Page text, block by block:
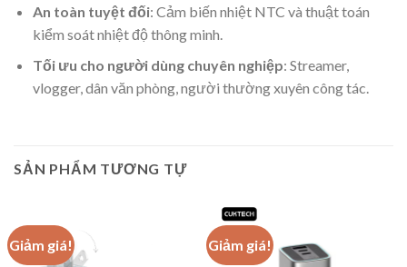
An toàn tuyệt đối: Cảm biến nhiệt NTC và thuật toán
kiểm soát nhiệt độ thông minh.
Tối ưu cho người dùng chuyên nghiệp: Streamer,
vlogger, dân văn phòng, người thường xuyên công tác.
SẢN PHẨM TƯƠNG TỰ
Giảm giá! Giảm giá!